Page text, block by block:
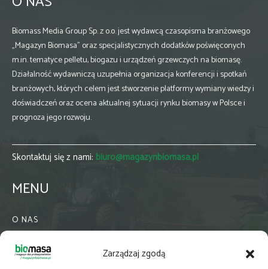
Zarządzaj zgodą
Biomass Media Group Sp. z o.o. jest wydawcą czasopisma branżowego
„Magazyn Biomasa” oraz specjalistycznych dodatków poświęconych
m.in. tematyce pelletu, biogazu i urządzeń grzewczych na biomasę.
Działalność wydawniczą uzupełnia organizacja konferencji i spotkań
branżowych, których celem jest stworzenie platformy wymiany wiedzy i
doświadczeń oraz ocena aktualnej sytuacji rynku biomasy w Polsce i
prognoza jego rozwoju.
Skontaktuj się z nami: biuro@magazynbiomasa.pl
MENU
O NAS
WSPÓŁPRACA